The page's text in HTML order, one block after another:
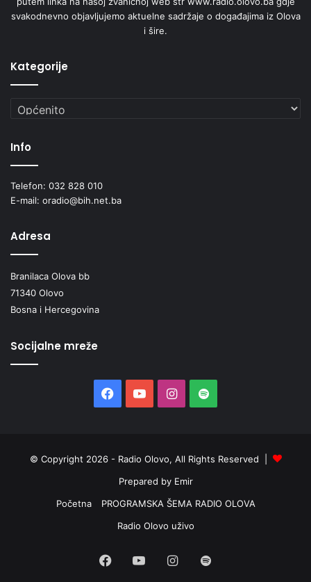
svakodnevno objavljujemo aktuelne sadržaje o događajima iz Olova
i šire.
Kategorije
Kategorije
Info
Telefon: 032 828 010
E-mail: oradio@bih.net.ba
Adresa
Branilaca Olova bb
71340 Olovo
Bosna i Hercegovina
Socijalne mreže
FacebookYouTubeInstagram
Spotify
© Copyright 2026 - Radio Olovo, All Rights Reserved |
Prepared by Emir
Početna
PROGRAMSKA ŠEMA RADIO OLOVA
Radio Olovo uživo
FacebookYouTubeInstagram
Spotify